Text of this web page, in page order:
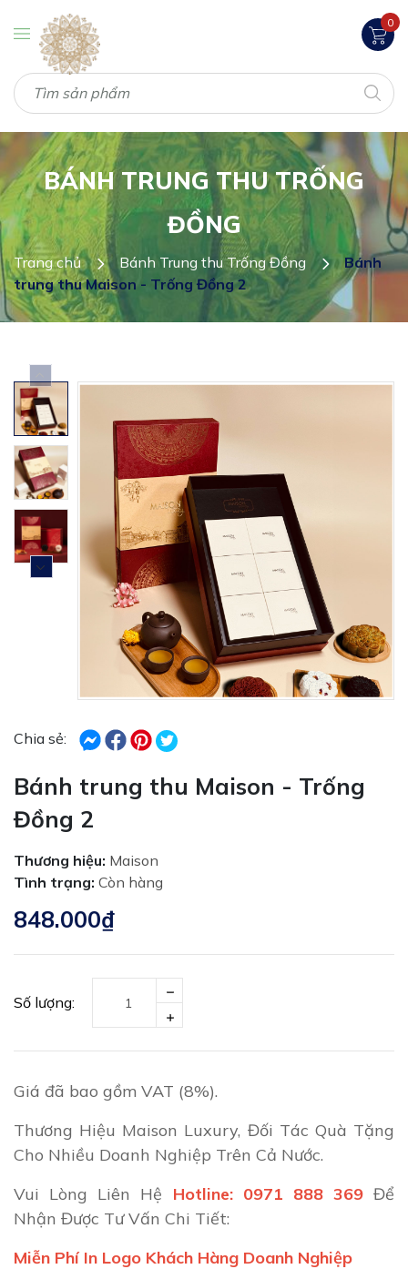
0
BÁNH TRUNG THU TRỐNG
ĐỒNG
Trang chủ Bánh Trung thu Trống Đồng
Bánh
trung thu Maison - Trống Đồng 2
Chia sẻ:
Bánh trung thu Maison - Trống
Đồng 2
Thương hiệu: Maison
Tình trạng: Còn hàng
848.000₫
Số lượng:
Giá đã bao gồm VAT (8%).
Thương Hiệu Maison Luxury, Đối Tác Quà Tặng
Cho Nhiều Doanh Nghiệp Trên Cả Nước.
Vui Lòng Liên Hệ Hotline: 0971 888 369Để
Nhận Được Tư Vấn Chi Tiết:
Miễn Phí In Logo Khách Hàng Doanh Nghiệp